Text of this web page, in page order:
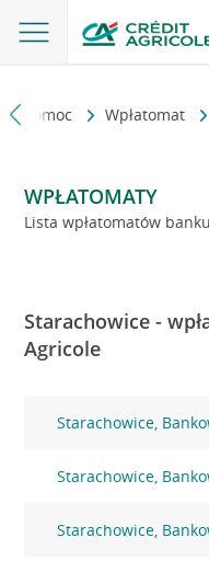
i pomoc Wpłatomat
WPŁATOMATY
Lista wpłatomatów
Starachowice -
Agricole
Starachowice,
Starachowice,
Starachowice,